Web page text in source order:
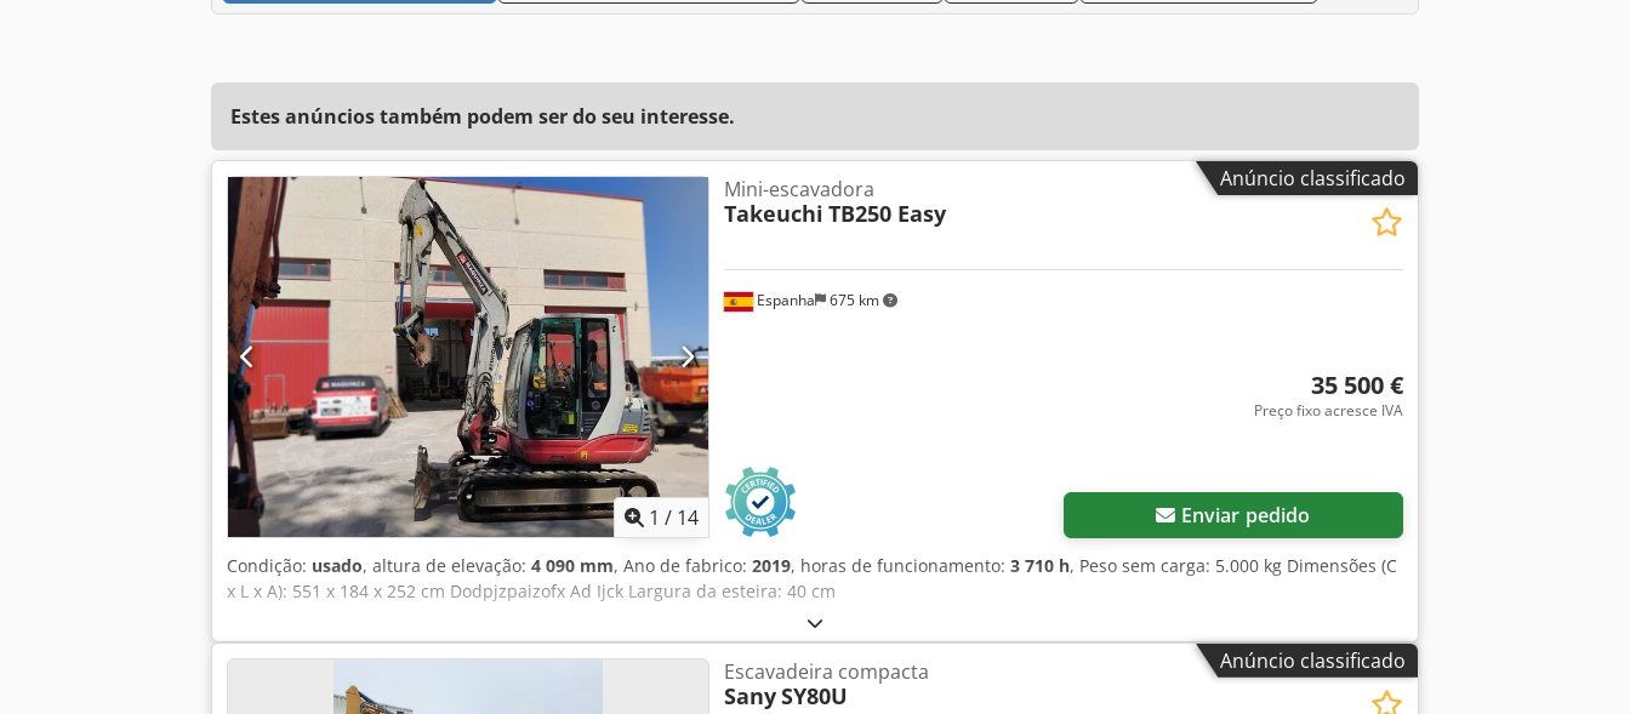
Estes anúncios também podem ser do seu interesse.
Anúncio classificado
1 / 14
Espanha 675 km
Mini-escavadora
Takeuchi TB250 Easy
35 500 €
Preço fixo acresce IVA
Enviar pedido
Condição: usado, altura de elevação: 4 090 mm, Ano de fabrico: 2019, horas de funcionamento: 3 710 h, Peso sem carga: 5.000 kg Dimensões (C
x L x A): 551 x 184 x 252 cm Dodpjzpaizofx Ad Ijck Largura da esteira: 40 cm
Anúncio classificado
Escavadeira compacta
SanySY80U